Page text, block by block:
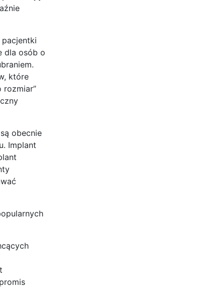
dla osób o
które
rozmiar”
obecnie
Implant